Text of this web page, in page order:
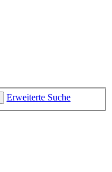
Erweiterte Suche